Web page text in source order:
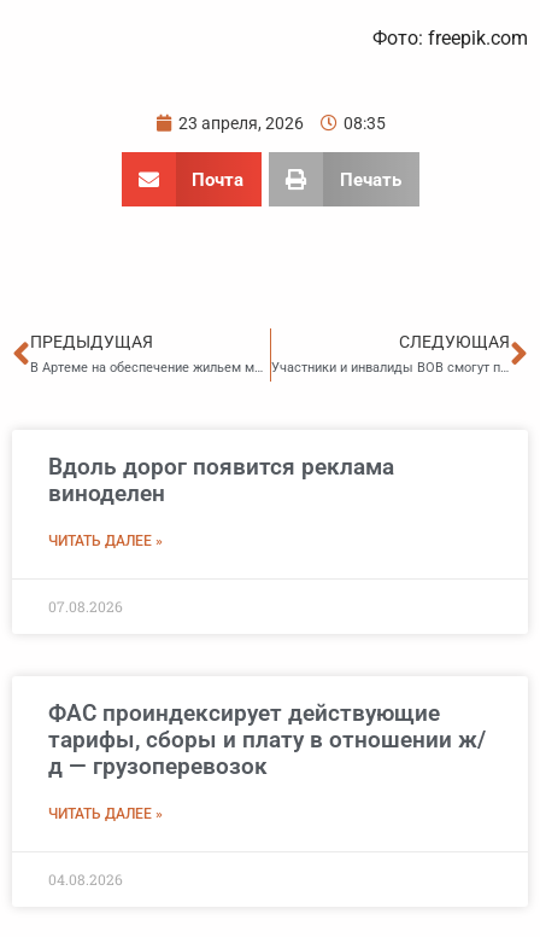
Фото: freepik.com
23 апреля, 2026 08:35
Почта Печать
Пред
ПРЕДЫДУЩАЯ
В Артеме на обеспечение жильем молодых семей направят больше средств
СЛЕДУЮЩАЯ
Участники и инвалиды ВОВ смогут подать заявление на получение единовременного денежного поощрения двумя способами
Вдоль дорог появится реклама
виноделен
ЧИТАТЬ ДАЛЕЕ »
07.08.2026
ФАС проиндексирует действующие
тарифы, сборы и плату в отношении ж/
д — грузоперевозок
ЧИТАТЬ ДАЛЕЕ »
04.08.2026